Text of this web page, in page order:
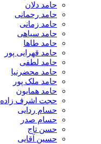
حامد دلان
حامد رحمانی
حامد زمانی
حامد سیاهی
حامد طاها
حامد قهرایی پور
حامد لطفی
حامد محضرنیا
حامد ملک پور
حامد همایون
حجت اشرف زاده
حسام ردایی
حسام صدر
حسن تاج
حسین آقایی